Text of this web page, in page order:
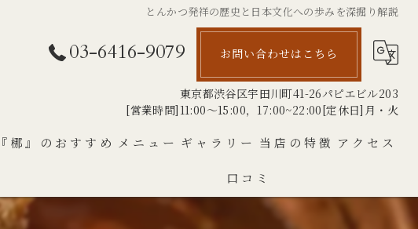
とんかつ発祥の歴史と日本文化への歩みを深掘り解説
03-6416-9079 お問い合わせはこちら
東京都渋谷区宇田川町41-26パピエビル203
[営業時間]11:00～15:00，17:00~22:00[定休日]月・火
『梛』のおすすめ メニュー ギャラリー 当店の特徴
とんかつ
アクセス
口コミ